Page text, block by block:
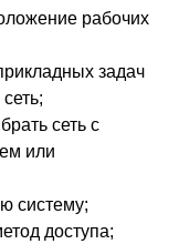
рабочих
задач
сеть с
или
систему;
доступа;